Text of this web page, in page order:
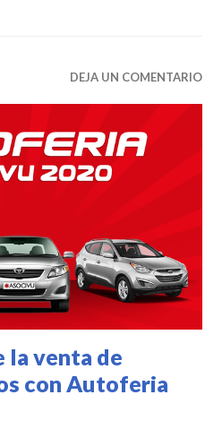
DEJA UN COMENTARIO
la venta de
con Autoferia